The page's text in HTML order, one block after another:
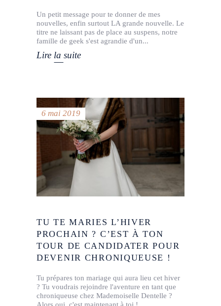
Un petit message pour te donner de mes
nouvelles, enfin surtout LA grande nouvelle. Le
titre ne laissant pas de place au suspens, notre
famille de geek s'est agrandie d'un
Lire la suite
6 mai 2019
TU TE MARIES L’HIVER
PROCHAIN ? C’EST À TON
TOUR DE CANDIDATER POUR
DEVENIR CHRONIQUEUSE !
Tu prépares ton mariage qui aura lieu cet hiver
? Tu voudrais rejoindre l'aventure en tant que
chroniqueuse chez Mademoiselle Dentelle ?